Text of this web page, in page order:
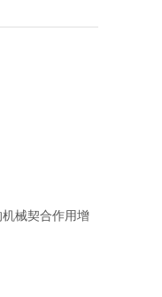
械契合作用增